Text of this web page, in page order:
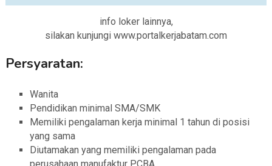
info loker lainnya,
silakan kunjungi www.portalkerjabatam.com
Persyaratan:
Wanita
Pendidikan minimal SMA/SMK
Memiliki pengalaman kerja minimal 1 tahun di posisi
yang sama
Diutamakan yang memiliki pengalaman pada